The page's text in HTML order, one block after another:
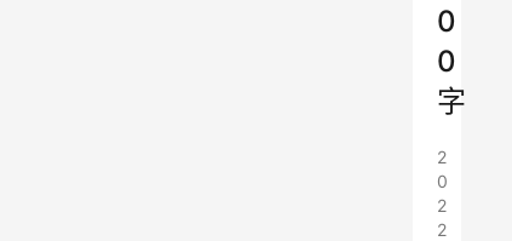
0
0
字
2
0
2
2